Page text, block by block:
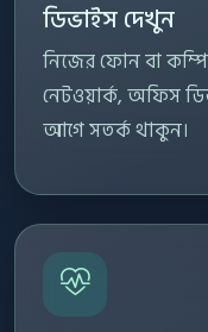
ডিভাইস দেখুন
নিজের ফোন বা
নেটওয়ার্ক, অফিস
আগে সতর্ক থাকুন।